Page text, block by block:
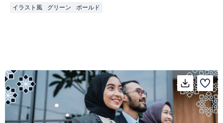
イラスト風 グリーン ボールド